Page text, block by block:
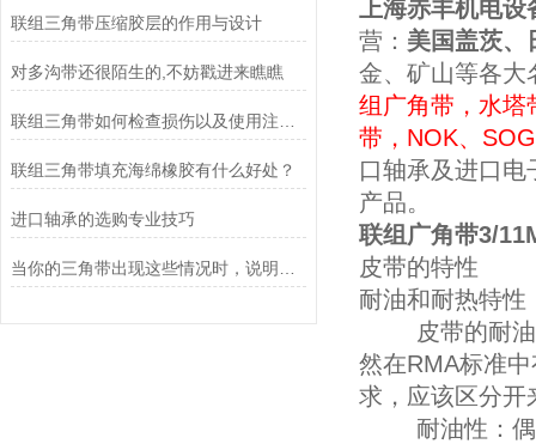
联组三角带压缩胶层的作用与设计
对多沟带还很陌生的,不妨戳进来瞧瞧
联组三角带填充海绵橡胶有什么好处？
进口轴承的选购专业技巧
上海赤丰机电设
营 ： 美国盖茨、
金、矿山等各大
组广角带，水塔
带 ， NOK、
口轴承及进口电
产品。
联组广角带3/
皮带的特性
耐油和耐热特性
皮带的耐油和
然在RMA标准
求，应该区分开
耐油性：偶然